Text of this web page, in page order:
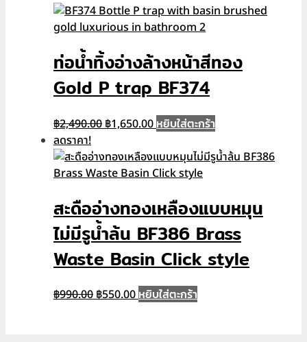
was:
฿1,050.00.
is:
฿690.00.
ท่อน้ำทิ้งอ่างล้างหน้าสีทอง
Gold P trap BF374
฿2,490.00 Original
was:
฿2,490.00.
฿1,650.00Current
is:
฿1,650.00.
หยิบใส่ตะกร้า
ลดราคา!
สะดืออ่างทองเหลืองแบบหมุน
ไม่มีรูน้ำล้น BF386 Brass
Waste Basin Click style
฿990.00 Original
฿550.00Current
หยิบใส่ตะกร้า